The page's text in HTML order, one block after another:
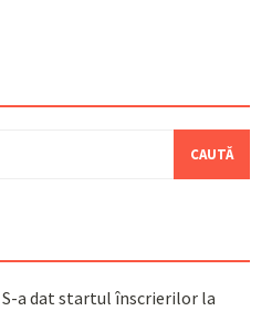
S-a dat startul înscrierilor la